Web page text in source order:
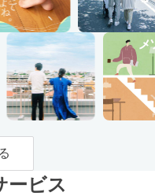
ービス